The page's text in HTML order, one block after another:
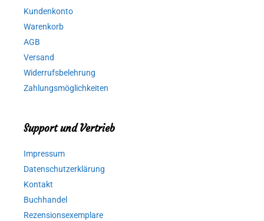
Kundenkonto
Warenkorb
AGB
Versand
Widerrufsbelehrung
Zahlungsmöglichkeiten
Support und Vertrieb
Impressum
Datenschutzerklärung
Kontakt
Buchhandel
Rezensionsexemplare